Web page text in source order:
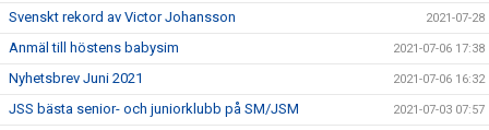
Svenskt rekord av Victor Johansson 2021-07-28
Anmäl till höstens babysim 2021-07-06 17:38
Nyhetsbrev Juni 2021 2021-07-06 16:32
JSS bästa senior- och juniorklubb på SM/JSM 2021-07-03 07:57